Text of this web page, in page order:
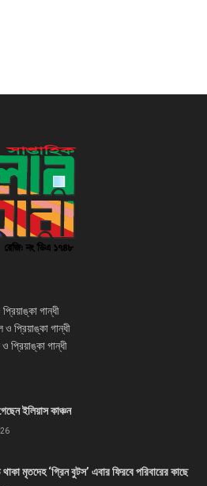
গান্ধী
ও প্রিয়াঙ্কা গান্ধী
প্রিয়াঙ্কা গান্ধী
ইলিয়াস কাঞ্চন
মৃতদেহ ‘গ্রিন বুটস’ এবার ফিরবে পরিবারের কাছে